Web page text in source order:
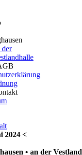
der
2024 <
• an der